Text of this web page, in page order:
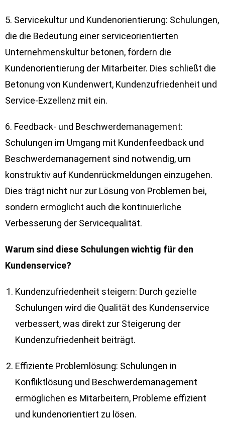
5. Servicekultur und Kundenorientierung: Schulungen,
die die Bedeutung einer serviceorientierten
Unternehmenskultur betonen, fördern die
Kundenorientierung der Mitarbeiter. Dies schließt die
Betonung von Kundenwert, Kundenzufriedenheit und
Service-Exzellenz mit ein.
6. Feedback- und Beschwerdemanagement:
Schulungen im Umgang mit Kundenfeedback und
Beschwerdemanagement sind notwendig, um
konstruktiv auf Kundenrückmeldungen einzugehen.
Dies trägt nicht nur zur Lösung von Problemen bei,
sondern ermöglicht auch die kontinuierliche
Verbesserung der Servicequalität.
Warum sind diese Schulungen wichtig für den
Kundenservice?
Kundenzufriedenheit steigern: Durch gezielte
Schulungen wird die Qualität des Kundenservice
verbessert, was direkt zur Steigerung der
Kundenzufriedenheit beiträgt.
Effiziente Problemlösung: Schulungen in
Konfliktlösung und Beschwerdemanagement
ermöglichen es Mitarbeitern, Probleme effizient
und kundenorientiert zu lösen.